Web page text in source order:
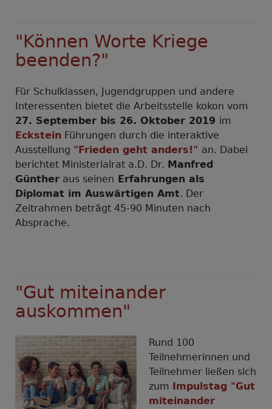
"Können Worte Kriege
beenden?"
Für Schulklassen, Jugendgruppen und andere
Interessenten bietet die Arbeitsstelle kokon vom
27. September bis 26. Oktober 2019 im
Eckstein Führungen durch die interaktive
Ausstellung "Frieden geht anders!" an. Dabei
berichtet Ministerialrat a.D. Dr. Manfred
Günther aus seinen Erfahrungen als
Diplomat im Auswärtigen Amt. Der
Zeitrahmen beträgt 45-90 Minuten nach
Absprache.
"Gut miteinander
auskommen"
Rund 100
Teilnehmerinnen und
Teilnehmer ließen sich
zum
Impulstag "Gut
miteinander